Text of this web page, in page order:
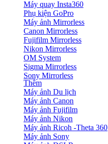
Máy quay Insta360
Phụ kiện GoPro
Máy ảnh Mirrorless
Canon Mirrorless
Fujifilm Mirrorless
Nikon Mirrorless
OM System
Sigma Mirrorless
Sony Mirrorless
Thêm
Máy ảnh Du lịch
Máy ảnh Canon
Máy ảnh Fujifilm
Máy ảnh Nikon
Máy ảnh Ricoh -Theta 360
Máy ảnh Sony